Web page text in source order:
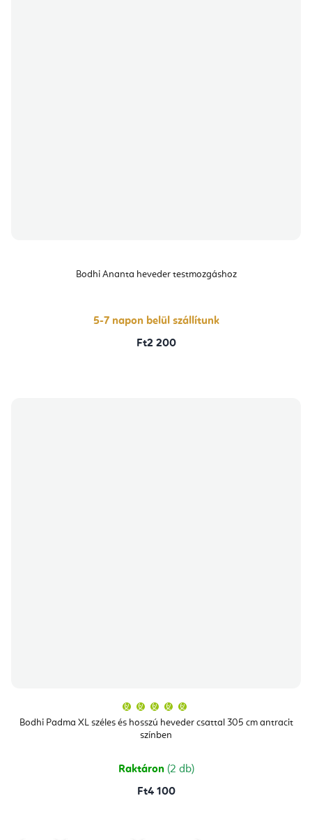
Bodhi Ananta heveder testmozgáshoz
5-7 napon belül szállítunk
Ft2 200
Bodhi Padma XL széles és hosszú heveder csattal 305 cm antracit
színben
átlagos
értékelése
csillag.
Raktáron (2 db)
Ft4 100